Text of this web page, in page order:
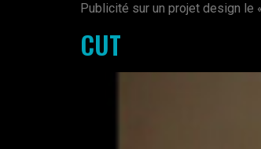
Publicité sur un projet design le
CUT